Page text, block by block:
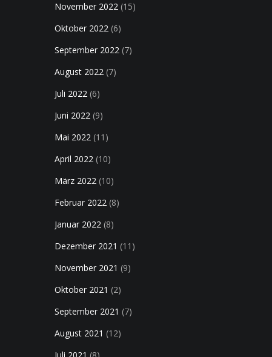
November 2022(15)
Oktober 2022(6)
September 2022(7)
August 2022(7)
Juli 2022(6)
Juni 2022(9)
Mai 2022(11)
April 2022(10)
März 2022(10)
Februar 2022(8)
Januar 2022(8)
Dezember 2021 (11)
November 2021 (9)
Oktober 2021 (2)
September 2021 (7)
August 2021 (12)